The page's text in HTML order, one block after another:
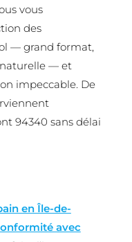
vous
des
— grand format,
— et
impeccable. De
94340 sans délai
en Île-de-
avec